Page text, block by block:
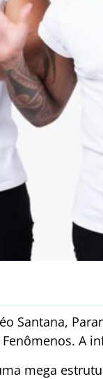
Santana,
A
mega